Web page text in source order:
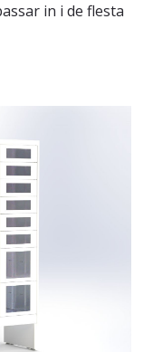
in i de flesta